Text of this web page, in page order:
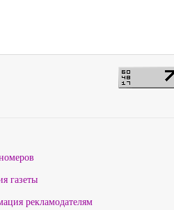
газеты
рекламодателям